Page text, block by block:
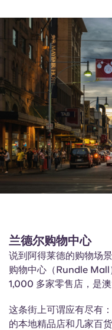
兰德尔购物中心
说到阿得莱德的购物场
购物中心（Rundle Mall
1,000 多家零售店，是
这条街上可谓应有尽有
的本地精品店和几家百